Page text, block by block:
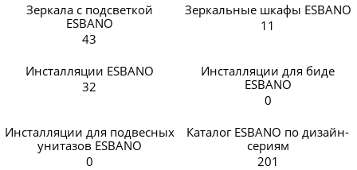
Зеркала с подсветкой
ESBANO
43
Зеркальные шкафы ESBANO
11
Инсталляции ESBANO
32
Инсталляции для биде
ESBANO
0
Инсталляции для подвесных
унитазов ESBANO
0
Каталог ESBANO по дизайн-
сериям
201